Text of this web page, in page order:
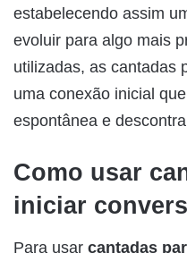
estabelecendo assim
evoluir para algo mais
utilizadas, as cantadas
uma conexão inicial
espontânea e
Como usar
iniciar
Para usar cantadas